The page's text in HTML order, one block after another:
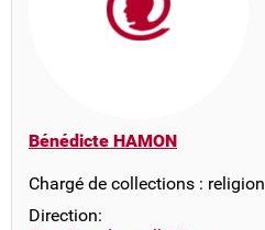
Bénédicte HAMON
Chargé de collections : religion
Direction: